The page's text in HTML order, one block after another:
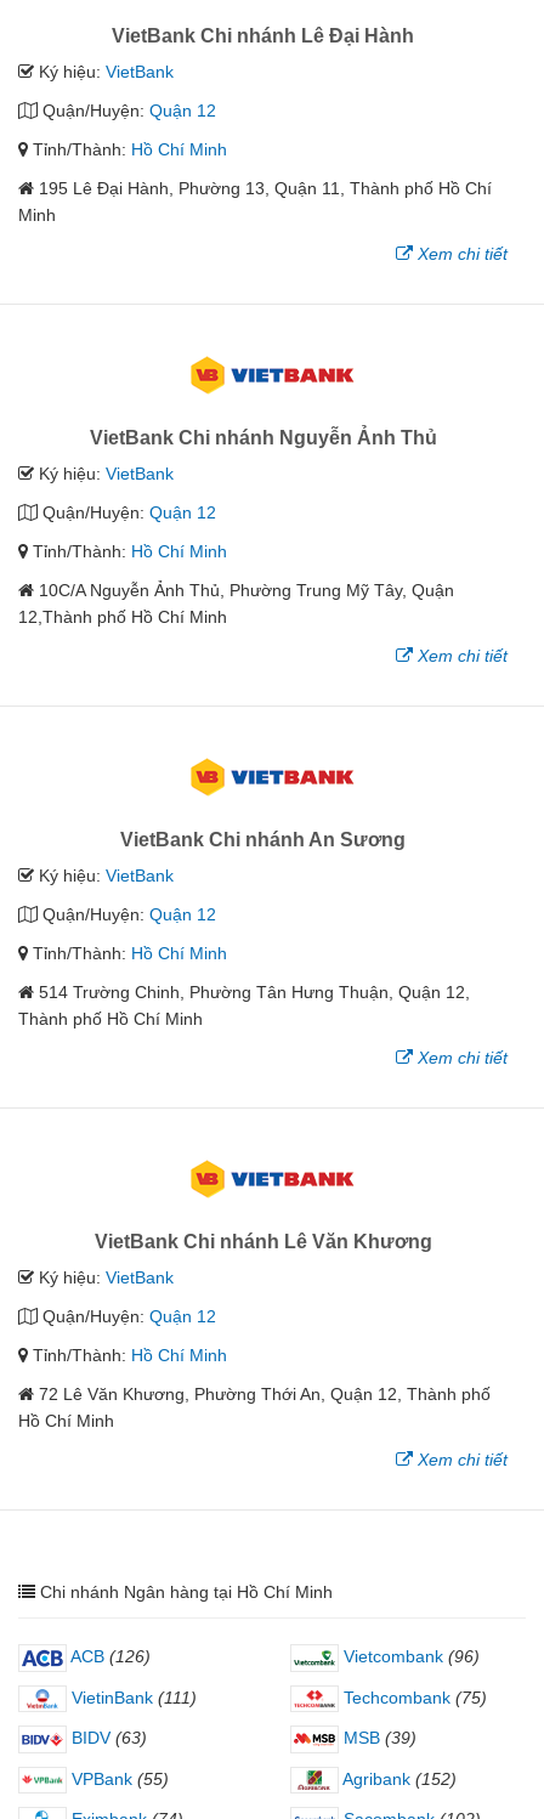
VietBank Chi nhánh Lê Đại Hành
Ký hiệu: VietBank
Quận/Huyện: Quận 12
Tỉnh/Thành: Hồ Chí Minh
195 Lê Đại Hành, Phường 13, Quận 11, Thành phố Hồ Chí
Minh
Xem chi tiết
VietBank Chi nhánh Nguyễn Ảnh Thủ
Ký hiệu: VietBank
Quận/Huyện: Quận 12
Tỉnh/Thành: Hồ Chí Minh
10C/A Nguyễn Ảnh Thủ, Phường Trung Mỹ Tây, Quận
12,Thành phố Hồ Chí Minh
Xem chi tiết
VietBank Chi nhánh An Sương
Ký hiệu: VietBank
Quận/Huyện: Quận 12
Tỉnh/Thành: Hồ Chí Minh
514 Trường Chinh, Phường Tân Hưng Thuận, Quận 12,
Thành phố Hồ Chí Minh
Xem chi tiết
VietBank Chi nhánh Lê Văn Khương
Ký hiệu: VietBank
Quận/Huyện: Quận 12
Tỉnh/Thành: Hồ Chí Minh
72 Lê Văn Khương, Phường Thới An, Quận 12, Thành phố
Hồ Chí Minh
Xem chi tiết
Chi nhánh Ngân hàng tại Hồ Chí Minh
ACB (126) Vietcombank (96)
VietinBank (111) Techcombank (75)
BIDV (63) MSB (39)
VPBank (55) Agribank (152)